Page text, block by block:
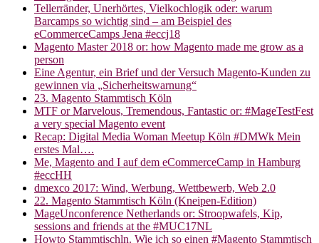
Tellerränder, Unerhörtes, Vielkochlogik oder: warum
Barcamps so wichtig sind – am Beispiel des
eCommerceCamps Jena #eccj18
Magento Master 2018 or: how Magento made me grow as a
person
Eine Agentur, ein Brief und der Versuch Magento-Kunden zu
gewinnen via „Sicherheitswarnung“
23. Magento Stammtisch Köln
MTF or Marvelous, Tremendous, Fantastic or: #MageTestFest
a very special Magento event
Recap: Digital Media Woman Meetup Köln #DMWk Mein
erstes Mal….
Me, Magento and I auf dem eCommerceCamp in Hamburg
#eccHH
dmexco 2017: Wind, Werbung, Wettbewerb, Web 2.0
22. Magento Stammtisch Köln (Kneipen-Edition)
MageUnconference Netherlands or: Stroopwafels, Kip,
sessions and friends at the #MUC17NL
Howto Stammtischln. Wie ich so einen #Magento Stammtisch